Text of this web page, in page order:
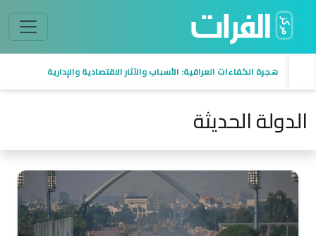
هجرة الكفاءات العراقية: الأسباب والآثار الاقتصادية والإدارية
الدولة الحديثة